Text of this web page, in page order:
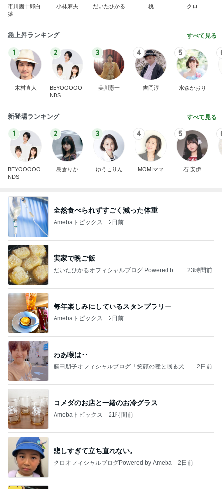
市川團十郎白
猿
小林麻央 だいたひかる 桃 クロ
急上昇ランキング すべて見る
1
木村直人
2
BEYOOOOO
NDS
3
美川憲一
4
吉岡淳
5
水森かおり
新登場ランキング すべて見る
1
BEYOOOOO
NDS
2
島倉りか
3
ゆうこりん
4
MOMIママ
5
石 安伊
全然食べられずすごく減った体重
Amebaトピックス 2日前
実家で晩ご飯
だいたひかるオフィシャルブログ Powered by
23時間前
毎年楽しみにしているスタンプラリー
Amebaトピックス 2日前
わあ喉は‥
藤田朋子オフィシャルブログ「笑顔の種と眠る犬」
2日前
コメダのお店と一緒のお冷グラス
Amebaトピックス 21時間前
悲しすぎて立ち直れない。
クロオフィシャルブログPowered by Ameba 2日前